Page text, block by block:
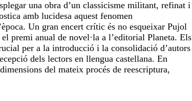
una obra d’un classicisme militant, refinat i
amb lucidesa aquest fenomen
Un gran encert crític és no esqueixar Pujol
premi anual de novel·la a l’editorial Planeta. Els
per a la introducció i la consolidació d’autors
dels lectors en llengua castellana. En
del mateix procés de reescriptura,